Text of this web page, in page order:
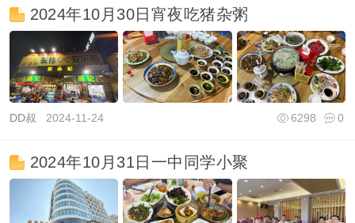
2024年10月30日宵夜吃猪杂粥
DD叔 2024-11-24 0
6298
2024年10月31日一中同学小聚